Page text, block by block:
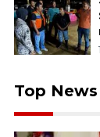
Top News